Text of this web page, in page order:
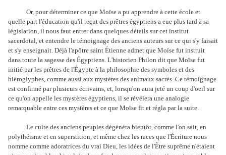
Or, pour déterminer ce que Moïse a pu apprendre à cette école et
quelle part l'éducation qu'il reçut des prêtres égyptiens a eue plus tard à sa
législation, il nous faut entrer dans quelques détails sur cet institut
sacerdotal, et entendre le témoignage des anciens auteurs sur ce qui s'y faisait
et s'y enseignait. Déjà l'apôtre saint Étienne admet que Moïse fut instruit
dans toute la sagesse des Égyptiens. L'historien Philon dit que Moïse fut
initié par les prêtres de l'Égypte à la philosophie des symboles et des
hiéroglyphes, comme aussi aux mystères des animaux sacrés. Ce témoignage
est confirmé par plusieurs écrivains, et, lorsqu'on aura jeté un coup d'oeil sur
ce qu'on appelle les mystères égyptiens, il se révélera une analogie
remarquable entre ces mystères et ce que Moïse fit et régla par la suite.
Le culte des anciens peuples dégénéra bientôt, comme l'on sait, en
polythéisme et en superstition, et même chez les races que l'Écriture nous
nomme comme adoratrices du vrai Dieu, les idées de l'Être suprême n'étaient